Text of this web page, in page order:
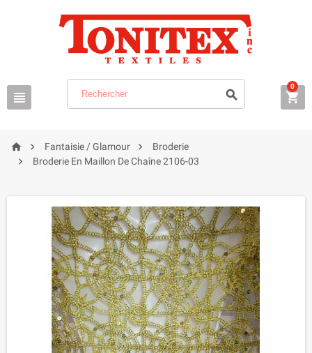
  
0
  Fantaisie / Glamour  Broderie
 Broderie En Maillon De Chaîne 2106-03